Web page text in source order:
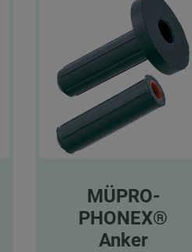
MÜPRO-
PHONEX®
Anker